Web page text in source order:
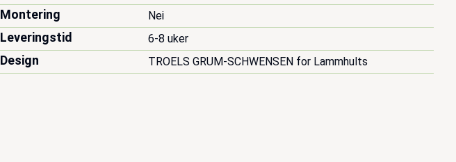
Montering Nei
Leveringstid 6-8 uker
Design TROELS GRUM-SCHWENSEN for Lammhults